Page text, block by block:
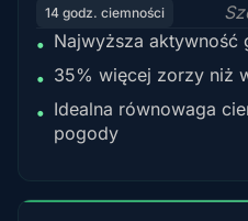
14 godz. ciemności
• Najwyższa aktywność
• 35% więcej zorzy niż
• Idealna równowaga
pogody